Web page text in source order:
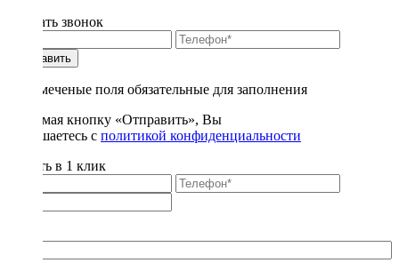
Заказать звонок
Отправить
* - отмеченые поля обязательные для заполнения
Нажимая кнопку «Отправить», Вы
соглашаетесь с политикой конфиденциальности
Купить в 1 клик